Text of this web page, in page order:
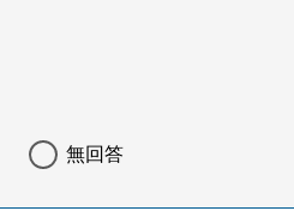
無回答